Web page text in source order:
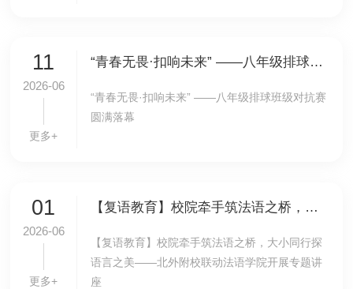
11
2026-06
更多+
“青春无畏·扣响未来” ——八年级排球班级对抗赛圆满落幕
“青春无畏·扣响未来” ——八年级排球班级对抗赛
圆满落幕
01
2026-06
更多+
【复语教育】校院牵手筑法语之桥，大小同行探语言之美——北外附校联动法语学院开展专题讲座
【复语教育】校院牵手筑法语之桥，大小同行探
语言之美——北外附校联动法语学院开展专题讲
座